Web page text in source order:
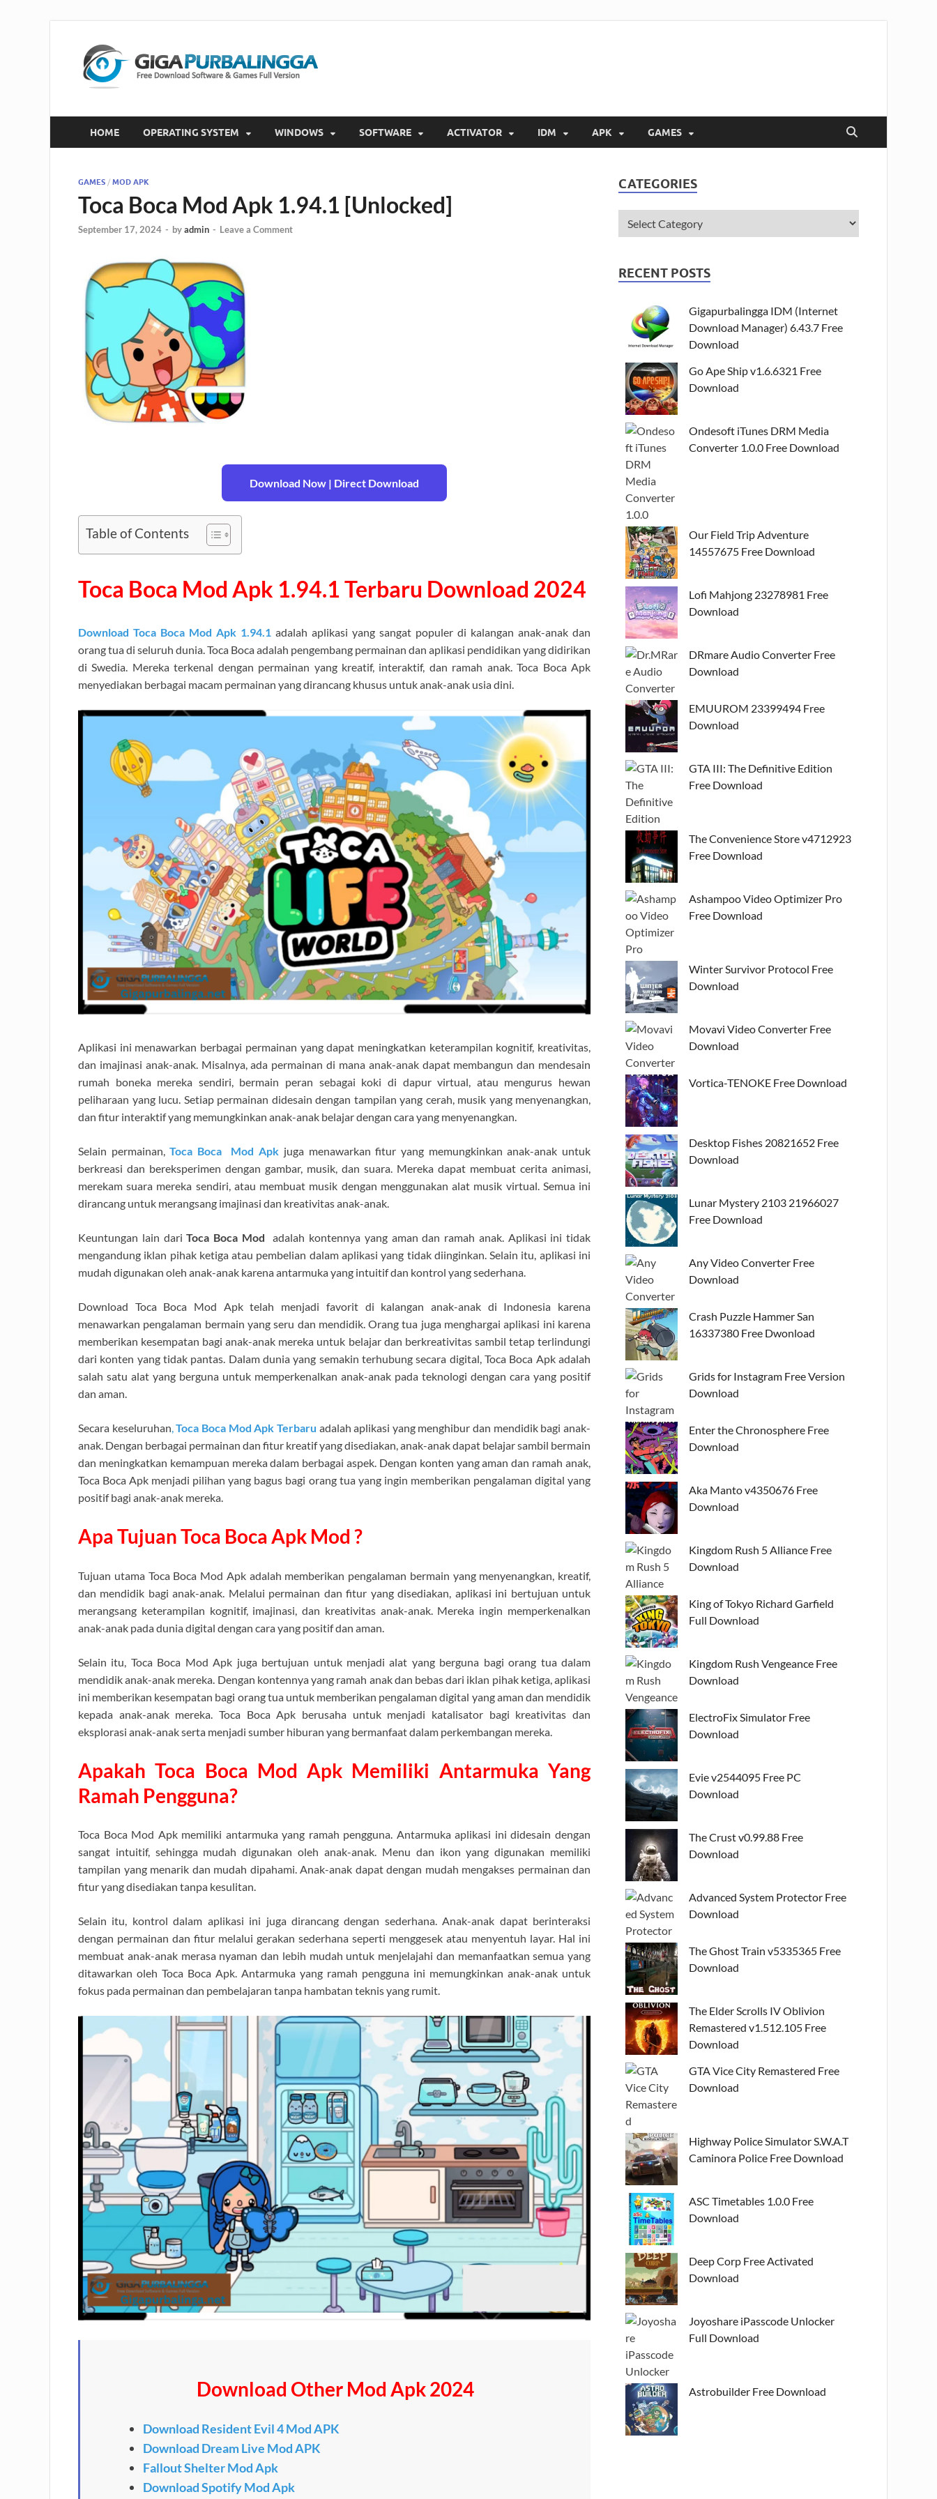
HOME OPERATING SYSTEM WINDOWS SOFTWARE ACTIVATOR IDM APK GAMES
GAMES / MOD APK
Toca Boca Mod Apk 1.94.1 [Unlocked]
September 17, 2024 - byadmin - Leave a Comment
Download Now | Direct Download
Table of Contents
Toca Boca Mod Apk 1.94.1 Terbaru Download 2024
Download Toca Boca Mod Apk 1.94.1 adalah aplikasi yang sangat populer di kalangan anak-anak dan
orang tua di seluruh dunia. Toca Boca adalah pengembang permainan dan aplikasi pendidikan yang didirikan
di Swedia. Mereka terkenal dengan permainan yang kreatif, interaktif, dan ramah anak. Toca Boca Apk
menyediakan berbagai macam permainan yang dirancang khusus untuk anak-anak usia dini.
Aplikasi ini menawarkan berbagai permainan yang dapat meningkatkan keterampilan kognitif, kreativitas,
dan imajinasi anak-anak. Misalnya, ada permainan di mana anak-anak dapat membangun dan mendesain
rumah boneka mereka sendiri, bermain peran sebagai koki di dapur virtual, atau mengurus hewan
peliharaan yang lucu. Setiap permainan didesain dengan tampilan yang cerah, musik yang menyenangkan,
dan fitur interaktif yang memungkinkan anak-anak belajar dengan cara yang menyenangkan.
Selain permainan,Toca Boca Mod Apk juga menawarkan fitur yang memungkinkan anak-anak untuk
berkreasi dan bereksperimen dengan gambar, musik, dan suara. Mereka dapat membuat cerita animasi,
merekam suara mereka sendiri, atau membuat musik dengan menggunakan alat musik virtual. Semua ini
dirancang untuk merangsang imajinasi dan kreativitas anak-anak.
Keuntungan lain dariToca Boca Mod
adalah kontennya yang aman dan ramah anak. Aplikasi ini tidak
mengandung iklan pihak ketiga atau pembelian dalam aplikasi yang tidak diinginkan. Selain itu, aplikasi ini
mudah digunakan oleh anak-anak karena antarmuka yang intuitif dan kontrol yang sederhana.
Download Toca Boca Mod Apk telah menjadi favorit di kalangan anak-anak di Indonesia karena
menawarkan pengalaman bermain yang seru dan mendidik. Orang tua juga menghargai aplikasi ini karena
memberikan kesempatan bagi anak-anak mereka untuk belajar dan berkreativitas sambil tetap terlindungi
dari konten yang tidak pantas. Dalam dunia yang semakin terhubung secara digital, Toca Boca Apk adalah
salah satu alat yang berguna untuk memperkenalkan anak-anak pada teknologi dengan cara yang positif
dan aman.
Secara keseluruhan,Toca Boca Mod Apk Terbaru adalah aplikasi yang menghibur dan mendidik bagi anak-
anak. Dengan berbagai permainan dan fitur kreatif yang disediakan, anak-anak dapat belajar sambil bermain
dan meningkatkan kemampuan mereka dalam berbagai aspek. Dengan konten yang aman dan ramah anak,
Toca Boca Apk menjadi pilihan yang bagus bagi orang tua yang ingin memberikan pengalaman digital yang
positif bagi anak-anak mereka.
Apa Tujuan Toca Boca Apk Mod ?
Tujuan utama Toca Boca Mod Apk adalah memberikan pengalaman bermain yang menyenangkan, kreatif,
dan mendidik bagi anak-anak. Melalui permainan dan fitur yang disediakan, aplikasi ini bertujuan untuk
merangsang keterampilan kognitif, imajinasi, dan kreativitas anak-anak. Mereka ingin memperkenalkan
anak-anak pada dunia digital dengan cara yang positif dan aman.
Selain itu, Toca Boca Mod Apk juga bertujuan untuk menjadi alat yang berguna bagi orang tua dalam
mendidik anak-anak mereka. Dengan kontennya yang ramah anak dan bebas dari iklan pihak ketiga, aplikasi
ini memberikan kesempatan bagi orang tua untuk memberikan pengalaman digital yang aman dan mendidik
kepada anak-anak mereka. Toca Boca Apk berusaha untuk menjadi katalisator bagi kreativitas dan
eksplorasi anak-anak serta menjadi sumber hiburan yang bermanfaat dalam perkembangan mereka.
Apakah Toca Boca Mod Apk Memiliki Antarmuka Yang
Ramah Pengguna?
Toca Boca Mod Apk memiliki antarmuka yang ramah pengguna. Antarmuka aplikasi ini didesain dengan
sangat intuitif, sehingga mudah digunakan oleh anak-anak. Menu dan ikon yang digunakan memiliki
tampilan yang menarik dan mudah dipahami. Anak-anak dapat dengan mudah mengakses permainan dan
fitur yang disediakan tanpa kesulitan.
Selain itu, kontrol dalam aplikasi ini juga dirancang dengan sederhana. Anak-anak dapat berinteraksi
dengan permainan dan fitur melalui gerakan sederhana seperti menggesek atau menyentuh layar. Hal ini
membuat anak-anak merasa nyaman dan lebih mudah untuk menjelajahi dan memanfaatkan semua yang
ditawarkan oleh Toca Boca Apk. Antarmuka yang ramah pengguna ini memungkinkan anak-anak untuk
fokus pada permainan dan pembelajaran tanpa hambatan teknis yang rumit.
Download Other Mod Apk 2024
Download Resident Evil 4 Mod APK
Download Dream Live Mod APK
Fallout Shelter Mod Apk
Download Spotify Mod Apk
CATEGORIES
RECENT POSTS
Gigapurbalingga IDM (Internet
Download Manager) 6.43.7 Free
Download
Go Ape Ship v1.6.6321 Free
Download
Ondesoft iTunes DRM Media
Converter 1.0.0 Free Download
Our Field Trip Adventure
14557675 Free Download
Lofi Mahjong 23278981 Free
Download
DRmare Audio Converter Free
Download
EMUUROM 23399494 Free
Download
GTA III: The Definitive Edition
Free Download
The Convenience Store v4712923
Free Download
Ashampoo Video Optimizer Pro
Free Download
Winter Survivor Protocol Free
Download
Movavi Video Converter Free
Download
Vortica-TENOKE Free Download
Desktop Fishes 20821652 Free
Download
Lunar Mystery 2103 21966027
Free Download
Any Video Converter Free
Download
Crash Puzzle Hammer San
16337380 Free Dwonload
Grids for Instagram Free Version
Download
Enter the Chronosphere Free
Download
Aka Manto v4350676 Free
Download
Kingdom Rush 5 Alliance Free
Download
King of Tokyo Richard Garfield
Full Download
Kingdom Rush Vengeance Free
Download
ElectroFix Simulator Free
Download
Evie v2544095 Free PC
Download
The Crust v0.99.88 Free
Download
Advanced System Protector Free
Download
The Ghost Train v5335365 Free
Download
The Elder Scrolls IV Oblivion
Remastered v1.512.105 Free
Download
GTA Vice City Remastered Free
Download
Highway Police Simulator S.W.A.T
Caminora Police Free Download
ASC Timetables 1.0.0 Free
Download
Deep Corp Free Activated
Download
Joyoshare iPasscode Unlocker
Full Download
Astrobuilder Free Download